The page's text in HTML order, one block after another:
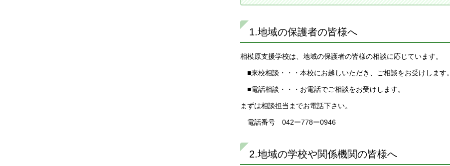
1.地域の保護者の皆様へ
相模原支援学校は、地域の保護者の皆様の相談に応じています。
■来校相談・・・本校にお越しいただき、ご相談をお受けします。
■電話相談・・・お電話でご相談をお受けします。
まずは相談担当までお電話下さい。
電話番号 042ー778ー0946
2.地域の学校や関係機関の皆様へ